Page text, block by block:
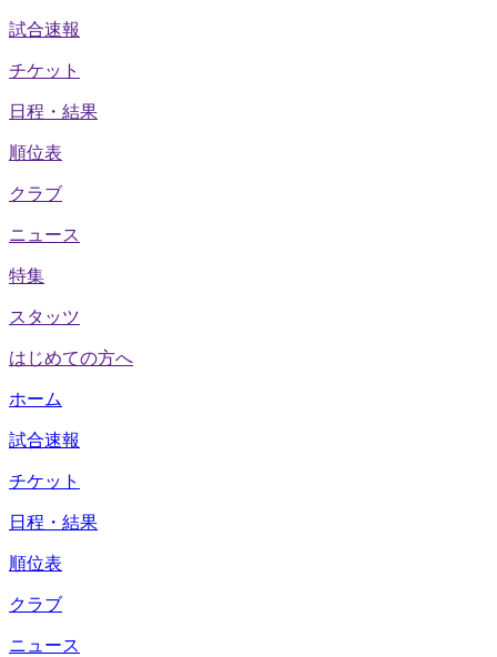
試合速報
チケット
日程・結果
順位表
クラブ
ニュース
特集
スタッツ
はじめての方へ
ホーム
試合速報
チケット
日程・結果
順位表
クラブ
ニュース